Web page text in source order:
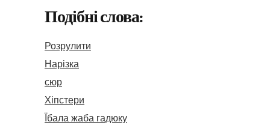
Подібні слова:
Розрулити
Нарізка
сюр
Хіпстери
Їбала жаба гадюку